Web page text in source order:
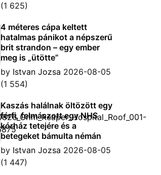
(1 625)
4 méteres cápa keltett
hatalmas pánikot a népszerű
brit strandon – egy ember
meg is „ütötte”
by Istvan Jozsa 2026-08-05
(1 554)
Kaszás halálnak öltözött egy
férfi, felmászott egy NHS
kórház tetejére és a
betegeket bámulta némán
by Istvan Jozsa 2026-08-05
(1 447)